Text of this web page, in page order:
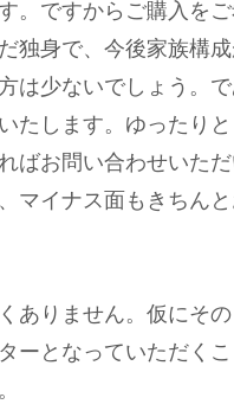
。ですからご購入を
独身で、今後家族構
は少ないでしょう。
たします。ゆったり
お問い合わせいただ
マイナス面もきちん
ありません。仮にそ
ーとなっていただく